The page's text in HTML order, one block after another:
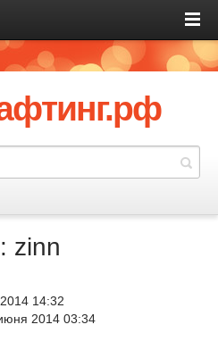
zinn
14:32
2014 03:34